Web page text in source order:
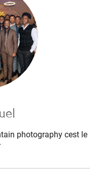
photography cest le